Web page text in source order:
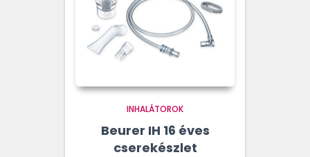
INHALÁTOROK
Beurer IH 16 éves
cserekészlet